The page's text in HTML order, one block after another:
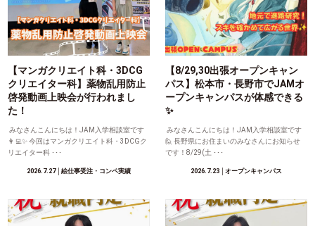
【マンガクリエイト科・3DCG
クリエイター科】薬物乱用防止
啓発動画上映会が行われまし
た！
みなさんこんにちは！JAM入学相談室です
👩‍💻✨ 今回はマンガクリエイト科・3DCGク
リエイター科 ･･･
2026.7.27│絵仕事受注・コンペ実績
【8/29,30出張オープンキャン
パス】松本市・長野市でJAMオ
ープンキャンパスが体感できる
✨
みなさんこんにちは！JAM入学相談室です
🙋 長野県にお住まいのみなさんにお知らせ
です！8/29(土 ･･･
2026.7.23 │オープンキャンパス